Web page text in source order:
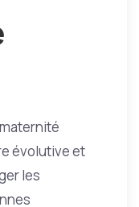
évolutive et
les